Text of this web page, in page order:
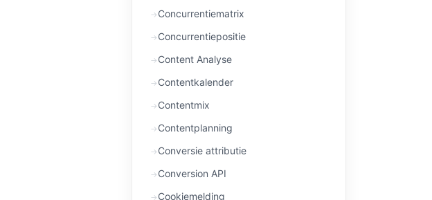
Concurrentiematrix
Concurrentiepositie
Content Analyse
Contentkalender
Contentmix
Contentplanning
Conversie attributie
Conversion API
Cookiemelding